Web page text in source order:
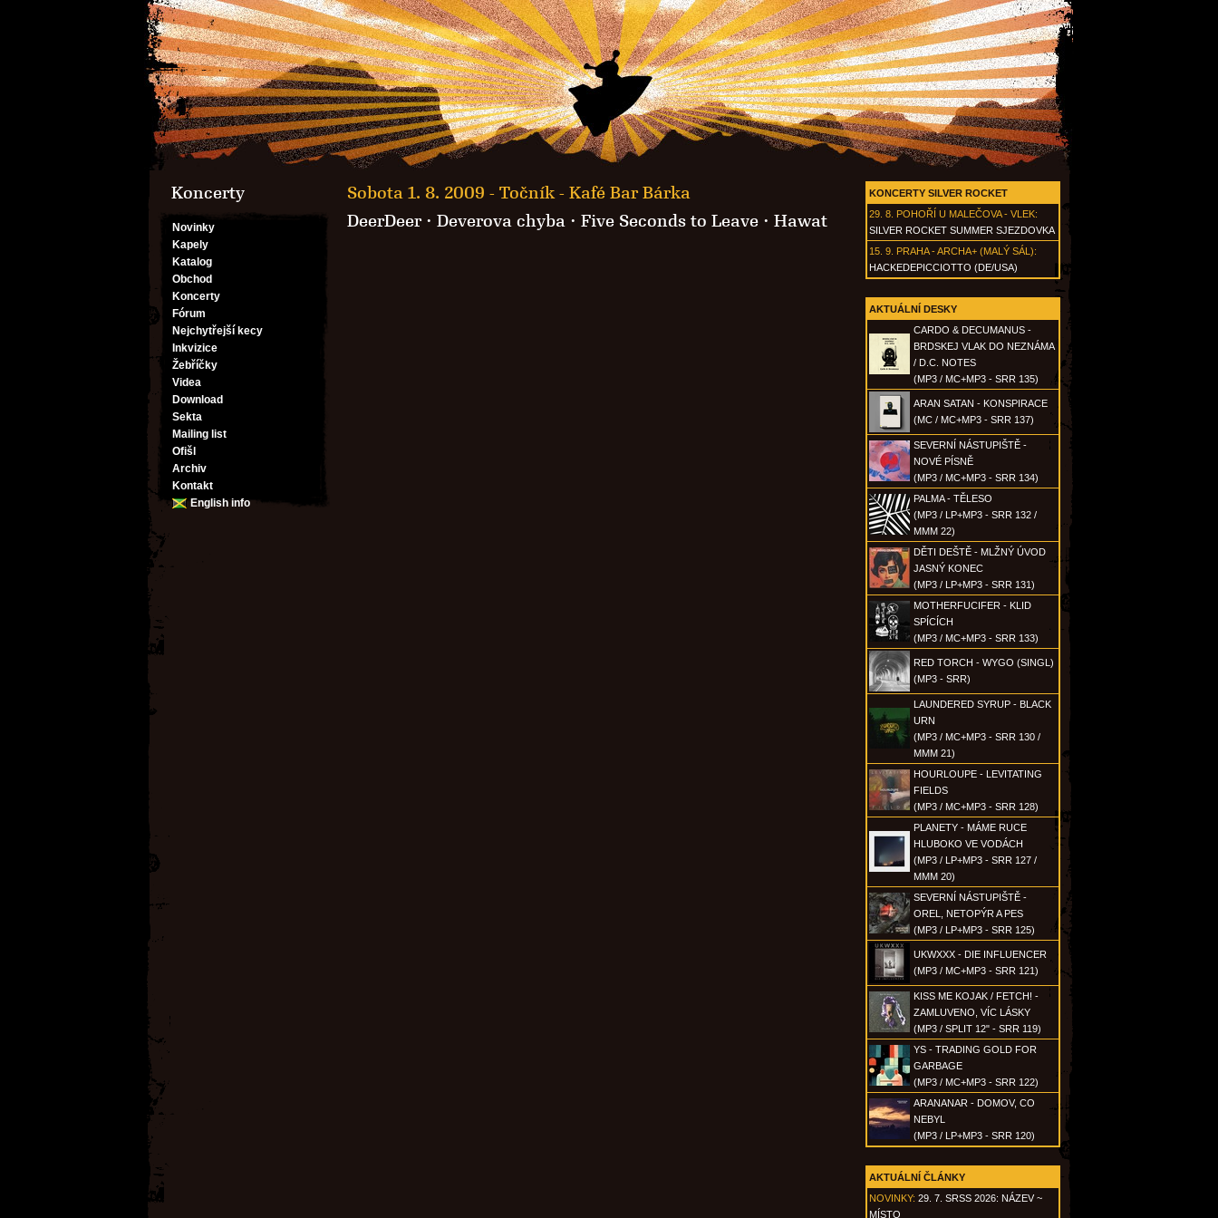
Koncerty
Novinky
Kapely
Katalog
Obchod
Koncerty
Fórum
Nejchytřejší kecy
Inkvizice
Žebříčky
Videa
Download
Sekta
Mailing list
Ofišl
Archiv
Kontakt
English info
KONCERTY SILVER ROCKET
29. 8. POHOŘÍ U MALEČOVA - VLEK:
SILVER ROCKET SUMMER SJEZDOVKA
15. 9. PRAHA - ARCHA+ (MALÝ SÁL):
HACKEDEPICCIOTTO (DE/USA)
AKTUÁLNÍ DESKY
CARDO & DECUMANUS -
BRDSKEJ VLAK DO NEZNÁMA
/ D.C. NOTES
(MP3 / MC+MP3 - SRR 135)
ARAN SATAN - KONSPIRACE
(MC / MC+MP3 - SRR 137)
SEVERNÍ NÁSTUPIŠTĚ -
NOVÉ PÍSNĚ
(MP3 / MC+MP3 - SRR 134)
PALMA - TĚLESO
(MP3 / LP+MP3 - SRR 132 /
MMM 22)
DĚTI DEŠTĚ - MLŽNÝ ÚVOD
JASNÝ KONEC
(MP3 / LP+MP3 - SRR 131)
MOTHERFUCIFER - KLID
SPÍCÍCH
(MP3 / MC+MP3 - SRR 133)
RED TORCH - WYGO (SINGL)
(MP3 - SRR)
LAUNDERED SYRUP - BLACK
URN
(MP3 / MC+MP3 - SRR 130 /
MMM 21)
HOURLOUPE - LEVITATING
FIELDS
(MP3 / MC+MP3 - SRR 128)
PLANETY - MÁME RUCE
HLUBOKO VE VODÁCH
(MP3 / LP+MP3 - SRR 127 /
MMM 20)
SEVERNÍ NÁSTUPIŠTĚ -
OREL, NETOPÝR A PES
(MP3 / LP+MP3 - SRR 125)
UKWXXX - DIE INFLUENCER
(MP3 / MC+MP3 - SRR 121)
KISS ME KOJAK / FETCH! -
ZAMLUVENO, VÍC LÁSKY
(MP3 / SPLIT 12" - SRR 119)
YS - TRADING GOLD FOR
GARBAGE
(MP3 / MC+MP3 - SRR 122)
ARANANAR - DOMOV, CO
NEBYL
(MP3 / LP+MP3 - SRR 120)
AKTUÁLNÍ ČLÁNKY
NOVINKY: 29. 7. SRSS 2026: NÁZEV ~
MÍSTO
Sobota 1. 8. 2009 - Točník - Kafé Bar Bárka
DeerDeer· Deverova chyba · Five Seconds to Leave · Hawat